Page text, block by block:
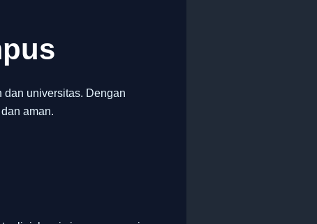
universitas. Dengan
aman.